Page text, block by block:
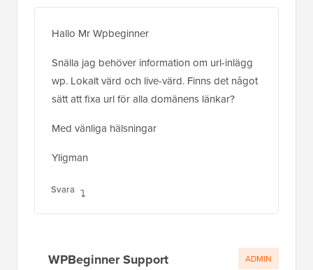
Hallo Mr Wpbeginner
Snälla jag behöver information om url-inlägg
wp. Lokalt värd och live-värd. Finns det något
sätt att fixa url för alla domänens länkar?
Med vänliga hälsningar
Yligman
Svara
WPBeginner Support ADMIN